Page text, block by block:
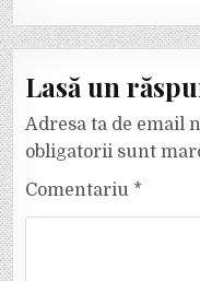
Lasă un
Adresa ta de email
obligatorii sunt
Comentariu *